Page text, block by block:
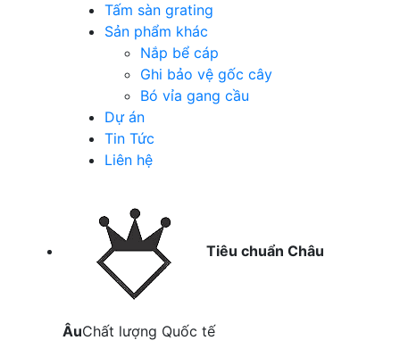
Tấm sàn grating
Sản phẩm khác
Nắp bể cáp
Ghi bảo vệ gốc cây
Bó vỉa gang cầu
Dự án
Tin Tức
Liên hệ
Tiêu chuẩn Châu
ÂuChất lượng Quốc tế